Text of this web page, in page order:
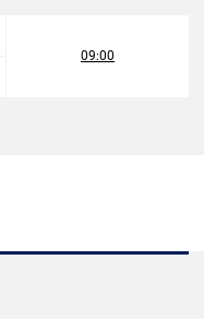
09:00